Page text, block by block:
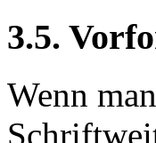
3.5.
Wenn